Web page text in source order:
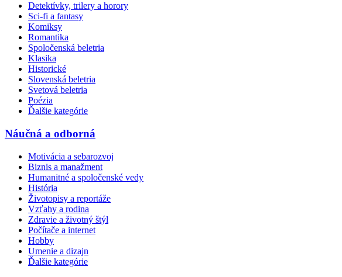
Detektívky, trilery a horory
Sci-fi a fantasy
Komiksy
Romantika
Spoločenská beletria
Klasika
Historické
Slovenská beletria
Svetová beletria
Poézia
Ďalšie kategórie
Náučná a odborná
Motivácia a sebarozvoj
Biznis a manažment
Humanitné a spoločenské vedy
História
Životopisy a reportáže
Vzťahy a rodina
Zdravie a životný štýl
Počítače a internet
Hobby
Umenie a dizajn
Ďalšie kategórie